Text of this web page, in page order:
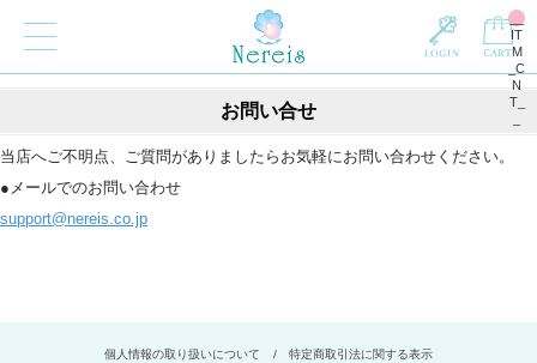
__
IT
M
_C
N
T_
お問い合せ
当店へご不明点、ご質問がありましたらお気軽にお問い合わせください。
●メールでのお問い合わせ
support@nereis.co.jp
個人情報の取り扱いについて /
特定商取引法に関する表示